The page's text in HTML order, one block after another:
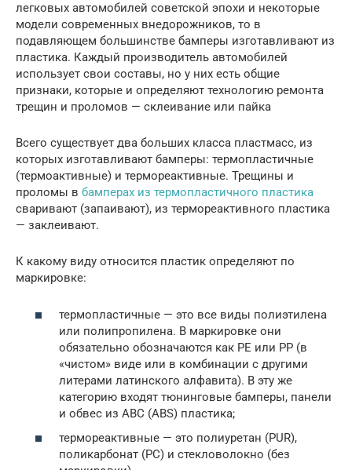
легковых автомобилей советской эпохи и некоторые
модели современных внедорожников, то в
подавляющем большинстве бамперы изготавливают из
пластика. Каждый производитель автомобилей
использует свои составы, но у них есть общие
признаки, которые и определяют технологию ремонта
трещин и проломов — склеивание или пайка
Всего существует два больших класса пластмасс, из
которых изготавливают бамперы: термопластичные
(термоактивные) и термореактивные. Трещины и
проломы в бамперах из термопластичного пластика
сваривают (запаивают), из термореактивного пластика
— заклеивают.
К какому виду относится пластик определяют по
маркировке:
термопластичные — это все виды полиэтилена
или полипропилена. В маркировке они
обязательно обозначаются как PE или PP (в
«чистом» виде или в комбинации с другими
литерами латинского алфавита). В эту же
категорию входят тюнинговые бамперы, панели
и обвес из АВС (ABS) пластика;
термореактивные — это полиуретан (PUR),
поликарбонат (PC) и стекловолокно (без